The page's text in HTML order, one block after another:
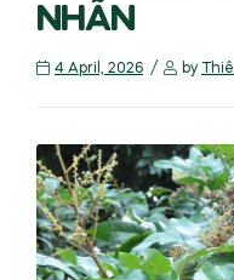
NHÃN
4 April, 2026 by